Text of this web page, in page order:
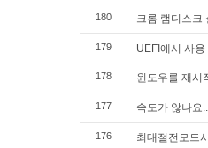
180 크롬 램디스크
179 UEFI에서 사
178 윈도우를 재시
177 속도가 않나요
176 최대절전모드